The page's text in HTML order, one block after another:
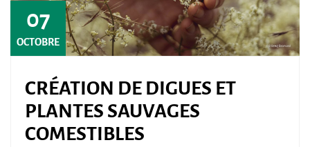
07
OCTOBRE
CRÉATION DE DIGUES ET
PLANTES SAUVAGES
COMESTIBLES